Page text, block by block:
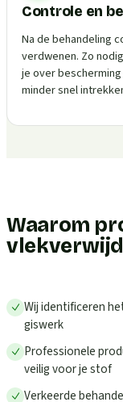
Controle en
Na de behandeling
verdwenen. Zo
je over
minder snel
Waarom
Wij identificeren
giswerk
Professionele
veilig voor je stof
Verkeerde